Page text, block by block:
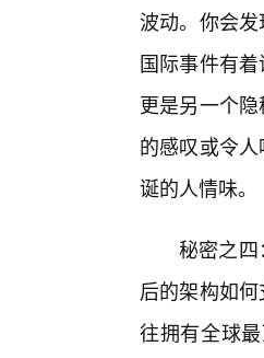
波动。你会
国际事件有
更是另一个
的感叹或令
诞的人情味。
秘密之
后的架构如
往拥有全球